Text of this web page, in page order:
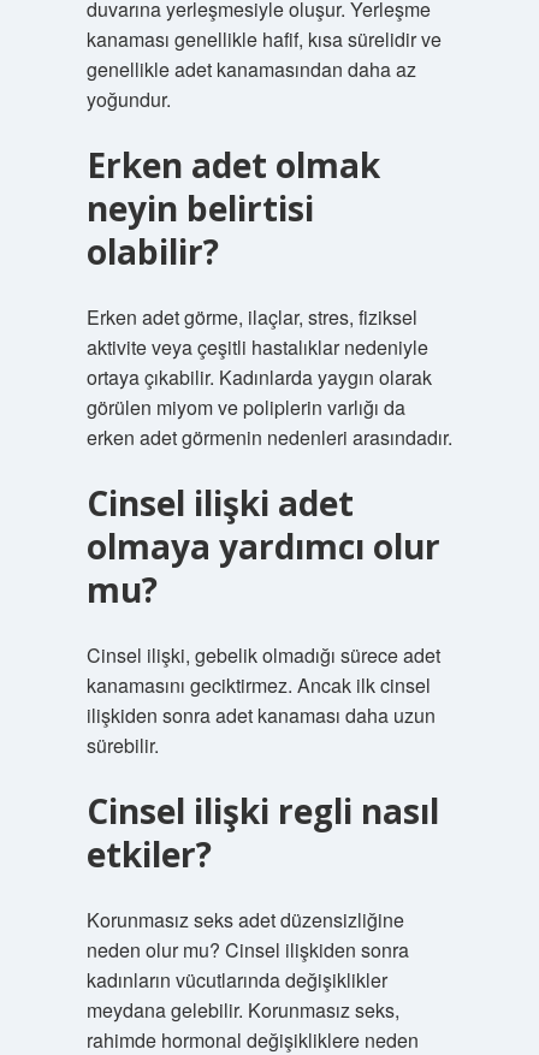
duvarına yerleşmesiyle oluşur. Yerleşme
kanaması genellikle hafif, kısa sürelidir ve
genellikle adet kanamasından daha az
yoğundur.
Erken adet olmak
neyin belirtisi
olabilir?
Erken adet görme, ilaçlar, stres, fiziksel
aktivite veya çeşitli hastalıklar nedeniyle
ortaya çıkabilir. Kadınlarda yaygın olarak
görülen miyom ve poliplerin varlığı da
erken adet görmenin nedenleri arasındadır.
Cinsel ilişki adet
olmaya yardımcı olur
mu?
Cinsel ilişki, gebelik olmadığı sürece adet
kanamasını geciktirmez. Ancak ilk cinsel
ilişkiden sonra adet kanaması daha uzun
sürebilir.
Cinsel ilişki regli nasıl
etkiler?
Korunmasız seks adet düzensizliğine
neden olur mu? Cinsel ilişkiden sonra
kadınların vücutlarında değişiklikler
meydana gelebilir. Korunmasız seks,
rahimde hormonal değişikliklere neden